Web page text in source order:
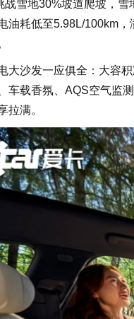
战雪地30%坡道爬坡，
油耗低至5.98L/100km
大沙发一应俱全：大容
车载香氛、AQS空气监
拉满。